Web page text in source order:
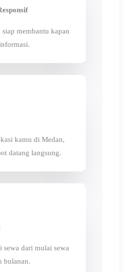
membantu kapan
kamu di Medan,
datang langsung.
sewa dari mulai sewa
bulanan.